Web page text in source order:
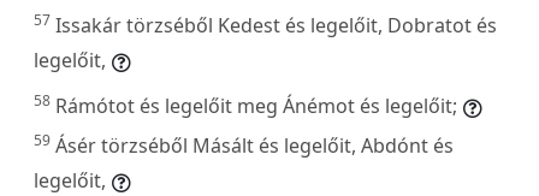
57 Issakár törzséből Kedest és legelőit, Dobratot és
legelőit,
58 Rámótot és legelőit meg Ánémot és legelőit;
59 Ásér törzséből Másált és legelőit, Abdónt és
legelőit,